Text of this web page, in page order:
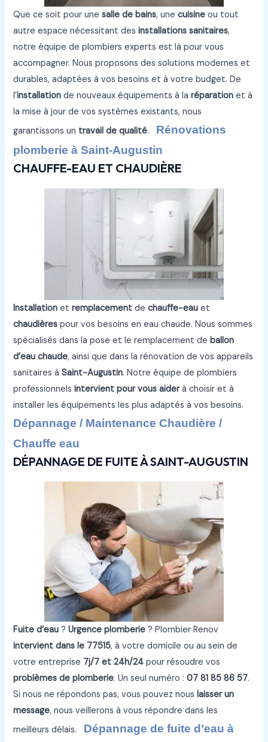
Que ce soit pour unesalle de bains, unecuisine ou tout
autre espace nécessitant desinstallations sanitaires,
notre équipe de plombiers experts est là pour vous
accompagner. Nous proposons des solutions modernes et
durables, adaptées à vos besoins et à votre budget. De
l’installation de nouveaux équipements à laréparation et à
la mise à jour de vos systèmes existants, nous
garantissons un travail de qualité. Rénovations
plomberie à Saint-Augustin
CHAUFFE-EAU ET CHAUDIÈRE
Installation etremplacement dechauffe-eau et
chaudières pour vos besoins en eau chaude. Nous sommes
spécialisés dans la pose et le remplacement deballon
d’eau chaude, ainsi que dans la rénovation de vos appareils
sanitaires àSaint-Augustin. Notre équipe de plombiers
professionnelsintervient pour vous aiderà choisir et à
installer les équipements les plus adaptés à vos besoins.
Dépannage / Maintenance Chaudière /
Chauffe eau
DÉPANNAGE DE FUITE À SAINT-AUGUSTIN
Fuite d’eau ?Urgence plomberie ? Plombier Renov
intervient dans le 77515, à votre domicile ou au sein de
votre entreprise 7j/7 et 24h/24 pour résoudre vos
problèmes de plomberie. Un seul numéro :07 81 85 86 57.
Si nous ne répondons pas, vous pouvez nous laisser un
message, nous veillerons à vous répondre dans les
meilleurs délais. Dépannage de fuite d’eau à